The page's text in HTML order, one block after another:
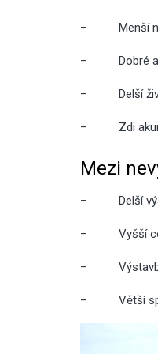
– Menší
– Dobré
– Delší
– Zdi
Mezi
– Delší
– Vyšší
–
– Větší